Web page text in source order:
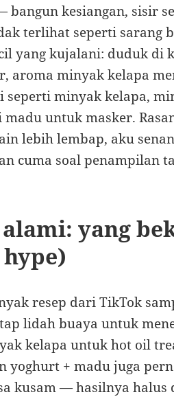
bangun kesiangan, sisir
terlihat seperti sarang
yang kujalani: duduk di
aroma minyak kelapa
seperti minyak kelapa,
madu untuk masker.
lebih lembap, aku
cuma soal penampilan
yang
resep dari TikTok
lidah buaya untuk
kelapa untuk hot oil
yoghurt + madu juga
kusam — hasilnya halus